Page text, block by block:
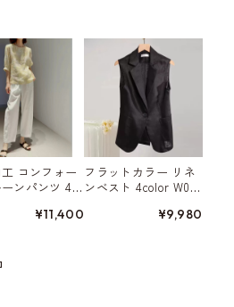
工 コンフォー
ーンパンツ 4c
¥11,400
フラットカラー リネ
ンベスト 4color W015
¥9,980